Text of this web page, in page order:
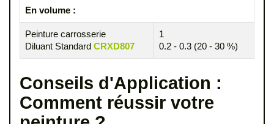
En volume :
Peinture carrosserie
Diluant Standard CRXD807
1
0.2 - 0.3 (20 - 30 %)
Conseils d'Application :
Comment réussir votre